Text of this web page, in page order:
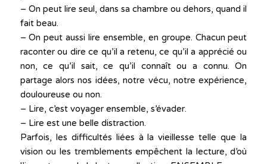
– On peut lire seul, dans sa chambre ou dehors, quand il
fait beau.
– On peut aussi lire ensemble, en groupe. Chacun peut
raconter ou dire ce qu’il a retenu, ce qu’il a apprécié ou
non, ce qu’il sait, ce qu’il connaît ou a connu. On
partage alors nos idées, notre vécu, notre expérience,
douloureuse ou non.
– Lire, c’est voyager ensemble, s’évader.
– Lire est une belle distraction.
Parfois, les difficultés liées à la vieillesse telle que la
vision ou les tremblements empêchent la lecture, d’où